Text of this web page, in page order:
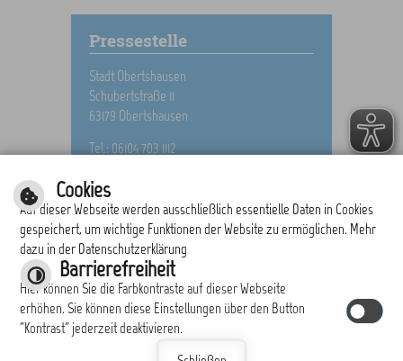
Pressestelle
Stadt Obertshausen
Schubertstraße 11
63179 Obertshausen
Tel.: 06104 703 1112
Cookies
Auf dieser Webseite werden ausschließlich essentielle Daten in Cookies
gespeichert, um wichtige Funktionen der Website zu ermöglichen. Mehr
dazu in der Datenschutzerklärung
Barrierefreiheit
Hier können Sie die Farbkontraste auf dieser Webseite
erhöhen. Sie können diese Einstellungen über den Button
"Kontrast" jederzeit deaktivieren.